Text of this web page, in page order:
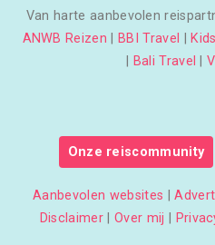
Van harte aanbevolen
ANWB Reizen
BBI Travel
Bali Travel |
Onze reiscommunity
Aanbevolen websites |
Disclaimer |Over mij